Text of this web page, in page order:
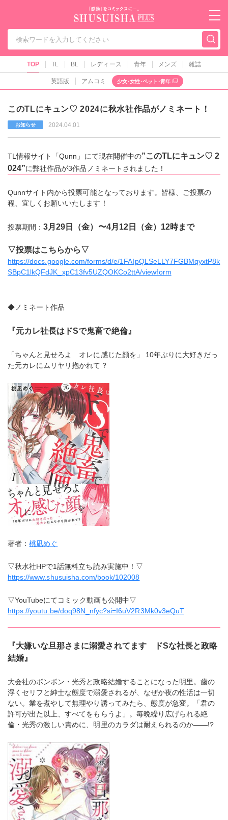
秋水社PLUS（テ
TOP TL BL レディース 青年 メンズ 雑誌
英語版 アムコミ 少女･女性･ペット･青年
このTLにキュン♡ 2024に秋水社作品がノミネート！
お知らせ 2024.04.01
TL情報サイト「Qunn」にて現在開催中の”このTLにキュン♡ 2
024”に弊社作品が3作品ノミネートされました！
Qunnサイト内から投票可能となっております。皆様、ご投票の
程、宜しくお願いいたします！
投票期間：3月29日（金）〜4月12日（金）12時まで
▽投票はこちらから▽
https://docs.google.com/forms/d/e/1FAIpQLSeLLY7FGBMqyxtP8k
SBpC1lkQFdJK_xpC13fv5UZQOKCo2ttA/viewform
◆ノミネート作品
『元カレ社長はドSで鬼畜で絶倫』
「ちゃんと見せろよ オレに感じた顔を」 10年ぶりに大好きだっ
た元カレにムリヤリ抱かれて？
著者：桃凪めぐ
▽秋水社HPで1話無料立ち読み実施中！▽
https://www.shusuisha.com/book/102008
▽YouTubeにてコミック動画も公開中▽
https://youtu.be/doq98N_nfyc?si=I6uV2R3Mk0v3eQuT
『大嫌いな旦那さまに溺愛されてます ドSな社長と政略
結婚』
大会社のボンボン・光秀と政略結婚することになった明里。歯の
浮くセリフと紳士な態度で溺愛されるが、なぜか夜の性活は一切
ない。業を煮やして無理やり誘ってみたら、態度が急変。「君の
許可が出た以上、すべてをもらうよ」。毎晩繰り広げられる絶
倫・光秀の激しい責めに、明里のカラダは耐えられるのか――!?